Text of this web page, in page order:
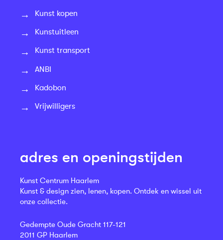
Kunst kopen
Kunstuitleen
Kunst transport
ANBI
Kadobon
Vrijwilligers
adres en openingstijden
Kunst Centrum Haarlem
Kunst & design zien, lenen, kopen. Ontdek en wissel uit
onze collectie.
Gedempte Oude Gracht 117-121
2011 GP Haarlem